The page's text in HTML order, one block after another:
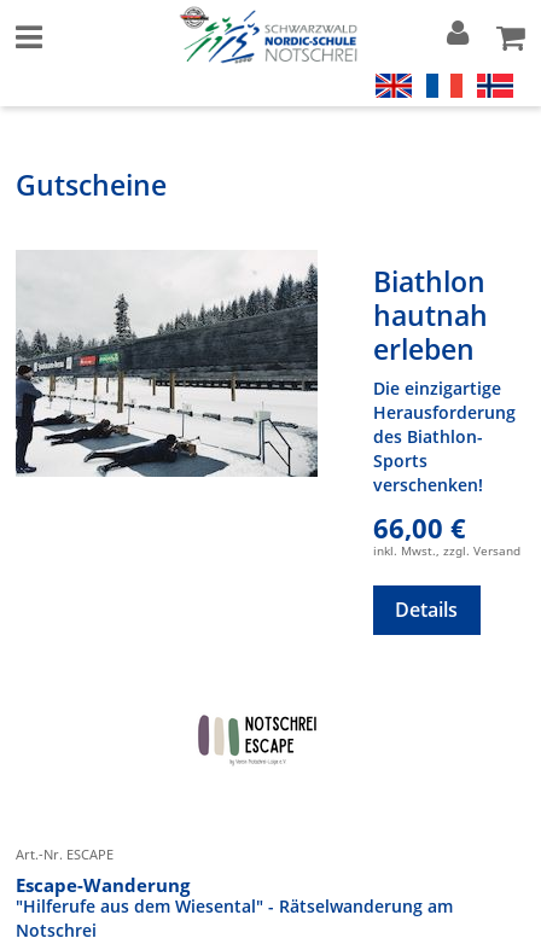
Gutscheine
Biathlon
hautnah
erleben
Die einzigartige
Herausforderung
des Biathlon-
Sports
verschenken!
66,00 €
inkl. Mwst., zzgl. Versand
Details
Art.-Nr. ESCAPE
Escape-Wanderung
"Hilferufe aus dem Wiesental" - Rätselwanderung am
Notschrei